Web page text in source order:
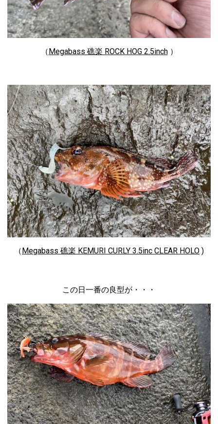
（Megabass 礁楽 ROCK HOG 2.5inch）
（Megabass 礁楽 KEMURI CURLY 3.5inc CLEAR HOLO )
この日一番の良型が・・・